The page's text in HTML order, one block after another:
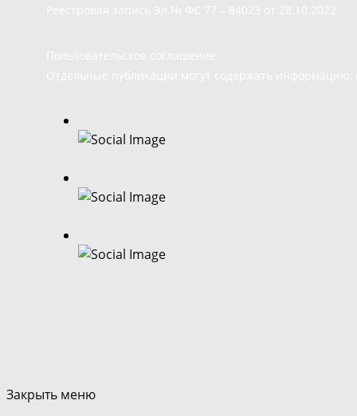
Закрыть меню